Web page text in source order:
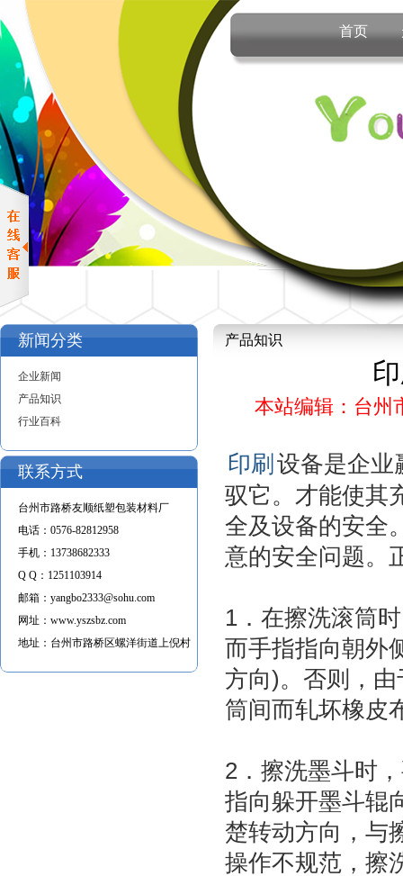
首页
新闻分类
企业新闻
产品知识
行业百科
联系方式
台州市路桥友顺纸塑包装材料厂
电话： 0576-82812958
手机： 13738682333
Q Q： 1251103914
邮箱： yangbo2333@sohu.com
网址： www.yszsbz.com
地址： 台州市路桥区螺洋街道上倪村
产品知识
本站编辑：台州
印刷 设备是企业
驭它。才能使其
全及设备的安全
意的安全问题。
1．在擦洗滚筒
而手指指向朝外
方向)。否则，
筒间而轧坏橡皮
2．擦洗墨斗时
指向躲开墨斗辊
楚转动方向，与
操作不规范，擦